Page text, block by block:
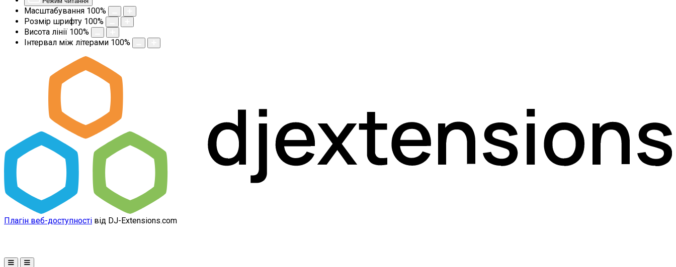
Масштабування 100%
Розмір шрифту 100%
Висота лінії 100%
Інтервал між літерами 100%
Плагін веб-доступності від DJ-Extensions.com